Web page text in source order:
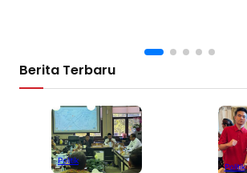
Berita Terbaru
Politik
Politik